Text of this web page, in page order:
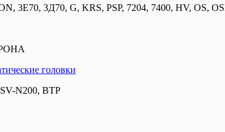
3Е70, 3Д70, G, KRS, PSP, 7204, 7400, HV, OS,
головки
N200, ВТР